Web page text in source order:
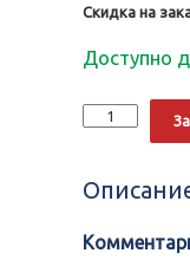
Скидка на
Доступно
Количество
Поршни
13101-
KA